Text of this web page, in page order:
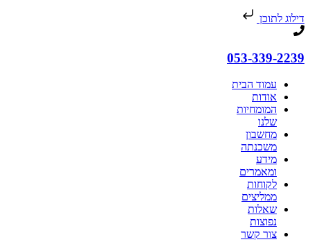
דילוג לתוכן
053-339-2239
עמוד הבית
אודות
המומחיות
שלנו​
מחשבון
משכנתה
מידע
ומאמרים
לקוחות
ממליצים
שאלות
נפוצות
צור קשר